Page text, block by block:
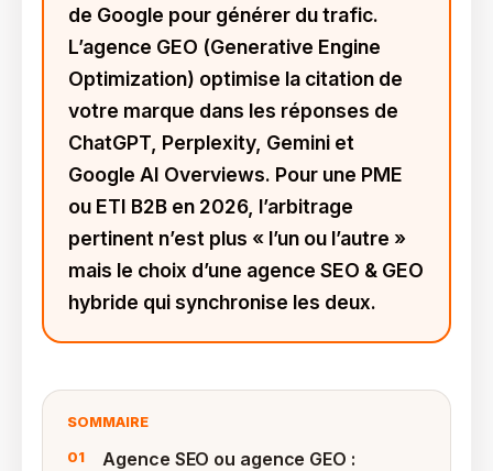
de Google pour générer du trafic.
L’agence GEO (Generative Engine
Optimization) optimise la citation de
votre marque dans les réponses de
ChatGPT, Perplexity, Gemini et
Google AI Overviews. Pour une PME
ou ETI B2B en 2026, l’arbitrage
pertinent n’est plus « l’un ou l’autre »
mais le choix d’une agence SEO & GEO
hybride qui synchronise les deux.
SOMMAIRE
Agence SEO ou agence GEO :